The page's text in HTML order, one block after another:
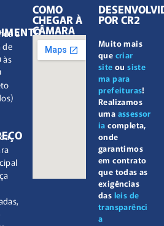
à
de
às
COMO
CHEGAR À
CÂMARA
Muito mais
que criar
site ousiste
ma para
prefeituras!
Realizamos
uma assessor
ia completa,
onde
garantimos
em contrato
que todas as
exigências
das leis de
transparênci
a
POR CR2